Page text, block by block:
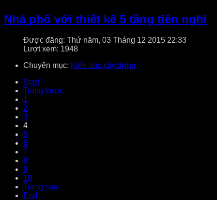
Nhà phố với thiết kế 5 tầng tiện nghi
Được đăng: Thứ năm, 03 Tháng 12 2015 22:33
Lượt xem: 1948
Chuyên mục: Kiến trúc xây dựng
Start
Trang trước
1
2
3
4
5
6
7
8
9
10
Trang sau
End